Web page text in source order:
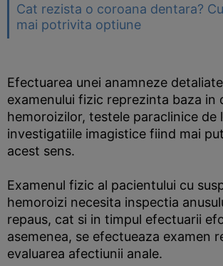
Cat rezista o coroana dentara?
mai potrivita optiune
Efectuarea unei anamneze
examenului fizic reprezinta baza in
hemoroizilor, testele paraclinice de
investigatiile imagistice fiind mai
acest sens.
Examenul fizic al pacientului cu
hemoroizi necesita inspectia
repaus, cat si in timpul efectuarii
asemenea, se efectueaza examen
evaluarea afectiunii anale.